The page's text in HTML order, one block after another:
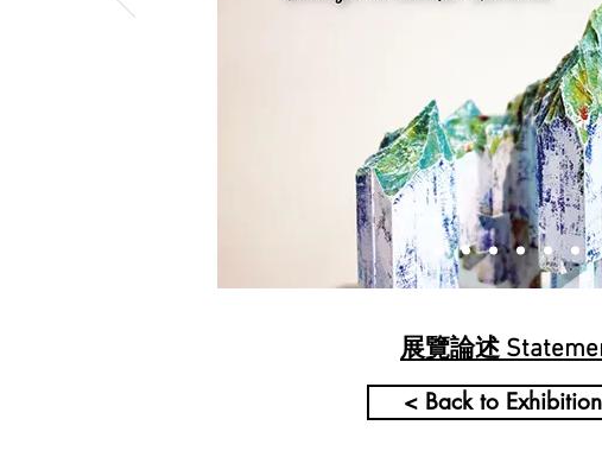
展覽論述
< Back to